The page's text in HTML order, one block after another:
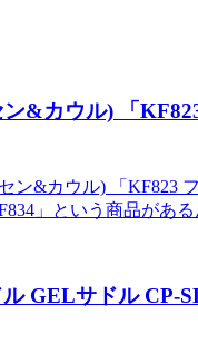
&カウル) 「
&カウル) 「KF823
」という商品があ
GELサドル CP-